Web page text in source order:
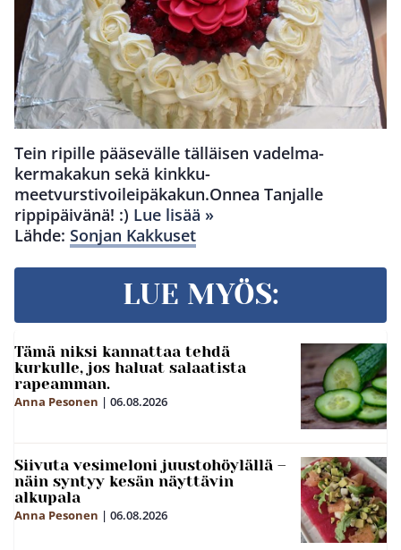
Tein ripille pääsevälle tälläisen vadelma-
kermakakun sekä kinkku-
meetvurstivoileipäkakun.Onnea Tanjalle
rippipäivänä! :) Lue lisää »
Lähde: Sonjan Kakkuset
LUE MYÖS:
Tämä niksi kannattaa tehdä
kurkulle, jos haluat salaatista
rapeamman.
Anna Pesonen | 06.08.2026
Siivuta vesimeloni juustohöylällä –
näin syntyy kesän näyttävin
alkupala
Anna Pesonen | 06.08.2026